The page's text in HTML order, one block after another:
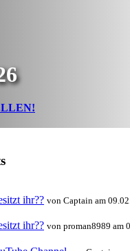
ihr?? von Captain am
ihr?? von proman8989 am